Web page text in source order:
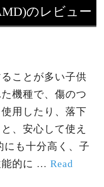
のレビュー
ことが多い子供
機種で、傷のつ
用したり、落下
、安心して使え
にも十分高く、子
能的に … Read